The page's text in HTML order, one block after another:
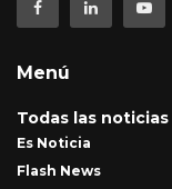
Menú
Todas las noticias
Es Noticia
Flash News